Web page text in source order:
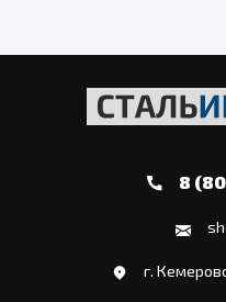
8
г.